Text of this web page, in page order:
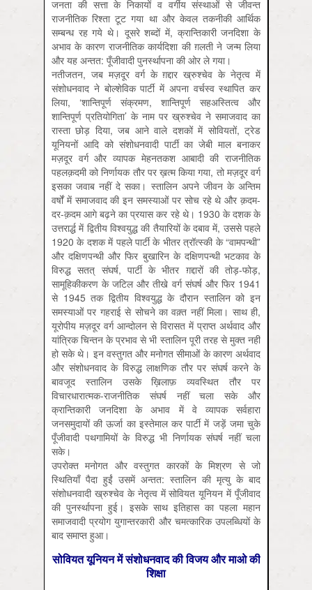
जनता की सत्ता के निकायों व वर्गीय संस्थाओं से जीवन्त
राजनीतिक रिश्ता टूट गया था और केवल तकनीकी आर्थिक
सम्बन्ध रह गये थे। दूसरे शब्दों में, क्रान्तिकारी जनदिशा के
अभाव के कारण राजनीतिक कार्यदिशा की ग़लती ने जन्म लिया
और यह अन्तत: पूँजीवादी पुनर्स्थापना की ओर ले गया।
नतीजतन, जब मज़दूर वर्ग के ग़द्दार ख्रुश्चेव के नेतृत्व में
संशोधनवाद ने बोल्शेविक पार्टी में अपना वर्चस्व स्थापित कर
लिया, ‘शान्तिपूर्ण संक्रमण, शान्तिपूर्ण सहअस्तित्व और
शान्तिपूर्ण प्रतियोगिता’ के नाम पर ख्रुश्चेव ने समाजवाद का
रास्ता छोड़ दिया, जब आने वाले दशकों में सोवियतों, ट्रेड
यूनियनों आदि को संशोधनवादी पार्टी का जेबी माल बनाकर
मज़दूर वर्ग और व्यापक मेहनतकश आबादी की राजनीतिक
पहलक़दमी को निर्णायक तौर पर ख़त्म किया गया, तो मज़दूर वर्ग
इसका जवाब नहीं दे सका। स्तालिन अपने जीवन के अन्तिम
वर्षों में समाजवाद की इन समस्याओं पर सोच रहे थे और क़दम-
दर-क़दम आगे बढ़ने का प्रयास कर रहे थे। 1930 के दशक के
उत्तरार्द्ध में द्वितीय विश्वयुद्ध की तैयारियों के दबाव में, उससे पहले
1920 के दशक में पहले पार्टी के भीतर त्रॉत्स्की के “वामपन्थी”
और दक्षिणपन्थी और फिर बुखारिन के दक्षिणपन्थी भटकाव के
विरुद्ध सतत् संघर्ष, पार्टी के भीतर ग़द्दारों की तोड़-फोड़,
सामूहिकीकरण के जटिल और तीखे वर्ग संघर्ष और फिर 1941
से 1945 तक द्वितीय विश्वयुद्ध के दौरान स्तालिन को इन
समस्याओं पर गहराई से सोचने का वक़्त नहीं मिला। साथ ही,
यूरोपीय मज़दूर वर्ग आन्दोलन से विरासत में प्राप्त अर्थवाद और
यांत्रिक चिन्तन के प्रभाव से भी स्तालिन पूरी तरह से मुक्त नहीं
हो सके थे। इन वस्तुगत और मनोगत सीमाओं के कारण अर्थवाद
और संशोधनवाद के विरुद्ध लाक्षणिक तौर पर संघर्ष करने के
बावजूद स्तालिन उसके ख़िलाफ़ व्यवस्थित तौर पर
विचारधारात्मक-राजनीतिक संघर्ष नहीं चला सके और
क्रान्तिकारी जनदिशा के अभाव में वे व्यापक सर्वहारा
जनसमुदायों की ऊर्जा का इस्तेमाल कर पार्टी में जड़ें जमा चुके
पूँजीवादी पथगामियों के विरुद्ध भी निर्णायक संघर्ष नहीं चला
सके।
उपरोक्त मनोगत और वस्तुगत कारकों के मिश्रण से जो
स्थितियाँ पैदा हुईं उसमें अन्तत: स्तालिन की मृत्यु के बाद
संशोधनवादी ख्रुश्चेव के नेतृत्व में सोवियत यूनियन में पूँजीवाद
की पुनर्स्थापना हुई। इसके साथ इतिहास का पहला महान
समाजवादी प्रयोग युगान्तरकारी और चमत्कारिक उपलब्धियों के
बाद समाप्त हुआ।
सोवियत यूनियन में संशोधनवाद की विजय और माओ की
शिक्षा